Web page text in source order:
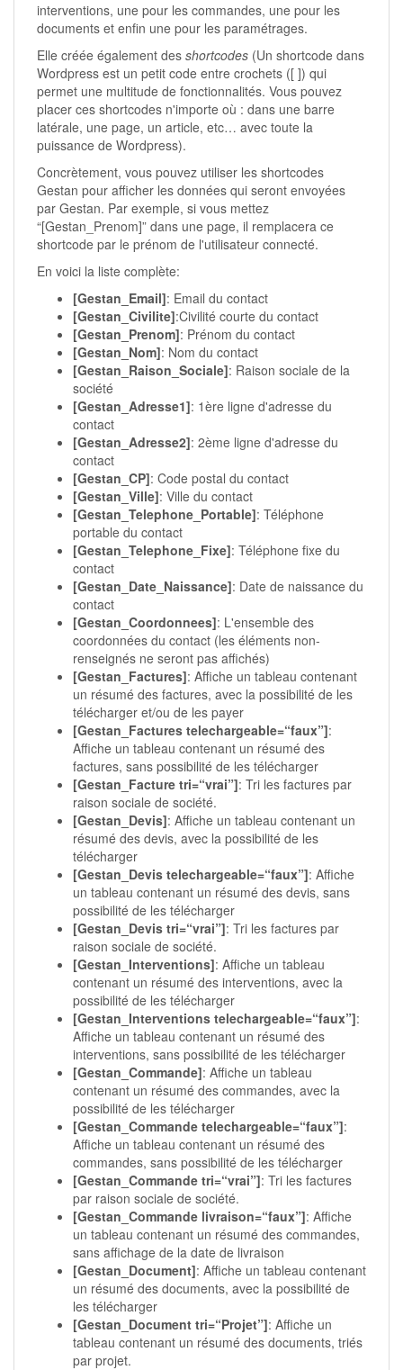
interventions, une pour les commandes, une pour les
documents et enfin une pour les paramétrages.
Elle créée également des shortcodes (Un shortcode dans
Wordpress est un petit code entre crochets ([ ]) qui
permet une multitude de fonctionnalités. Vous pouvez
placer ces shortcodes n'importe où : dans une barre
latérale, une page, un article, etc… avec toute la
puissance de Wordpress).
Concrètement, vous pouvez utiliser les shortcodes
Gestan pour afficher les données qui seront envoyées
par Gestan. Par exemple, si vous mettez
“[Gestan_Prenom]” dans une page, il remplacera ce
shortcode par le prénom de l'utilisateur connecté.
En voici la liste complète:
[Gestan_Email]: Email du contact
[Gestan_Civilite]:Civilité courte du contact
[Gestan_Prenom]: Prénom du contact
[Gestan_Nom]: Nom du contact
[Gestan_Raison_Sociale]: Raison sociale de la
société
[Gestan_Adresse1]: 1ère ligne d'adresse du
contact
[Gestan_Adresse2]: 2ème ligne d'adresse du
contact
[Gestan_CP]: Code postal du contact
[Gestan_Ville]: Ville du contact
[Gestan_Telephone_Portable]: Téléphone
portable du contact
[Gestan_Telephone_Fixe]: Téléphone fixe du
contact
[Gestan_Date_Naissance]: Date de naissance du
contact
[Gestan_Coordonnees]: L'ensemble des
coordonnées du contact (les éléments non-
renseignés ne seront pas affichés)
[Gestan_Factures]: Affiche un tableau contenant
un résumé des factures, avec la possibilité de les
télécharger et/ou de les payer
[Gestan_Factures telechargeable=“faux”]:
Affiche un tableau contenant un résumé des
factures, sans possibilité de les télécharger
[Gestan_Facture tri=“vrai”]: Tri les factures par
raison sociale de société.
[Gestan_Devis]: Affiche un tableau contenant un
résumé des devis, avec la possibilité de les
télécharger
[Gestan_Devis telechargeable=“faux”]: Affiche
un tableau contenant un résumé des devis, sans
possibilité de les télécharger
[Gestan_Devis tri=“vrai”]: Tri les factures par
raison sociale de société.
[Gestan_Interventions]: Affiche un tableau
contenant un résumé des interventions, avec la
possibilité de les télécharger
[Gestan_Interventions telechargeable=“faux”]:
Affiche un tableau contenant un résumé des
interventions, sans possibilité de les télécharger
[Gestan_Commande]: Affiche un tableau
contenant un résumé des commandes, avec la
possibilité de les télécharger
[Gestan_Commande telechargeable=“faux”]:
Affiche un tableau contenant un résumé des
commandes, sans possibilité de les télécharger
[Gestan_Commande tri=“vrai”]: Tri les factures
par raison sociale de société.
[Gestan_Commande livraison=“faux”]: Affiche
un tableau contenant un résumé des commandes,
sans affichage de la date de livraison
[Gestan_Document]: Affiche un tableau contenant
un résumé des documents, avec la possibilité de
les télécharger
[Gestan_Document tri=“Projet”]: Affiche un
tableau contenant un résumé des documents, triés
par projet.